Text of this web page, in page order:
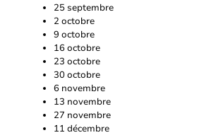
25 septembre
2 octobre
9 octobre
16 octobre
23 octobre
30 octobre
6 novembre
13 novembre
27 novembre
11 décembre